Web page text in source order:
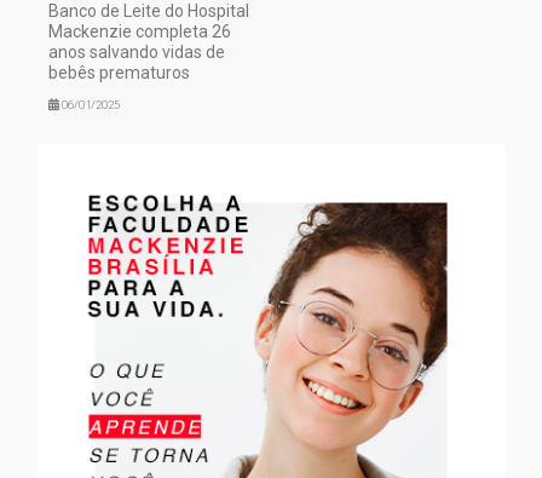
Banco de Leite do Hospital
Mackenzie completa 26
anos salvando vidas de
bebês prematuros
06/01/2025